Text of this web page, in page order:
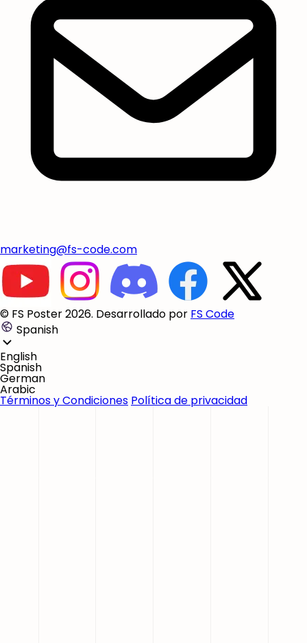
marketing@fs-code.com
© FS Poster 2026. Desarrollado por FS Code
Spanish
English
Spanish
German
Arabic
Términos y Condiciones Política de privacidad